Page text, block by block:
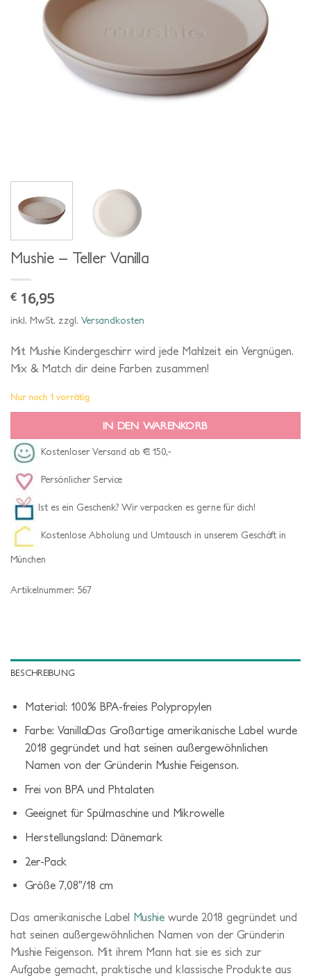
Mushie – Teller Vanilla
€ 16,95
inkl. MwSt. zzgl. Versandkosten
Mit Mushie Kindergeschirr wird jede Mahlzeit ein Vergnügen.
Mix & Match dir deine Farben zusammen!
Nur noch 1 vorrätig
IN DEN WARENKORB
Kostenloser Versand ab € 150,-
Persönlicher Service
Ist es ein Geschenk? Wir verpacken es gerne für dich!
Kostenlose Abholung und Umtausch in unserem Geschäft in
München
Artikelnummer: 567
BESCHREIBUNG
Material: 100% BPA-freies Polypropylen
Farbe: VanillaDas Großartige amerikanische Label wurde
2018 gegründet und hat seinen außergewöhnlichen
Namen von der Gründerin Mushie Feigenson.
Frei von BPA und Phtalaten
Geeignet für Spülmaschine und Mikrowelle
Herstellungsland: Dänemark
2er-Pack
Größe 7,08″/18 cm
Das amerikanische Label Mushie wurde 2018 gegründet und
hat seinen außergewöhnlichen Namen von der Gründerin
Mushie Feigenson. Mit ihrem Mann hat sie es sich zur
Aufgabe gemacht, praktische und klassische Produkte aus